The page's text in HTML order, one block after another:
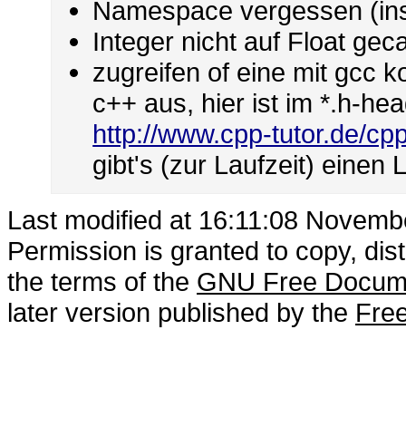
Namespace vergessen
Integer nicht auf Float
zugreifen of eine mit gcc
c++ aus, hier ist im *.h-
http://www.cpp-tutor.de/
gibt's (zur Laufzeit) einen
Last modified at 16:11:08
Permission is granted to copy,
the terms of the GNU Free
later version published by the